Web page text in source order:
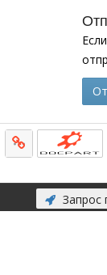
Запрос